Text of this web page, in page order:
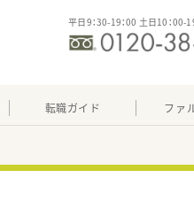
平日9：30-19：00 土日10：00-
転職ガイド ファ